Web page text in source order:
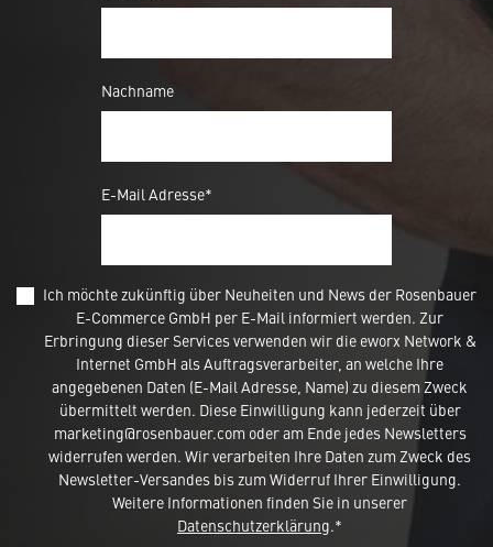
Nachname
E-Mail Adresse*
Ich möchte zukünftig über Neuheiten und News der Rosenbauer
E-Commerce GmbH per E-Mail informiert werden. Zur
Erbringung dieser Services verwenden wir die eworx Network &
Internet GmbH als Auftragsverarbeiter, an welche Ihre
angegebenen Daten (E-Mail Adresse, Name) zu diesem Zweck
übermittelt werden. Diese Einwilligung kann jederzeit über
marketing@rosenbauer.com oder am Ende jedes Newsletters
widerrufen werden. Wir verarbeiten Ihre Daten zum Zweck des
Newsletter-Versandes bis zum Widerruf Ihrer Einwilligung.
Weitere Informationen finden Sie in unserer
Datenschutzerklärung.*
Diese Webseite verwendet 'Cookies'